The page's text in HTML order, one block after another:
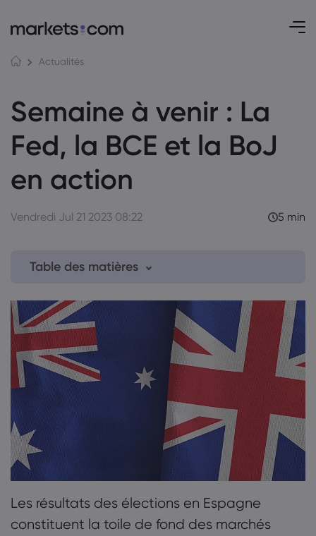
À propos de
Pourquoi
Bureaux mondiaux
Notre groupe
Récompenses et
Aide et
Centre d'aide
Contacter
Réclamation
Données et
Sécurité en ligne
Divulgation des
Kit juridique
Kit juridique
Actualités
Semaine à venir : La
Fed, la BCE et la BoJ
en action
Vendredi Jul 21 2023 08:22 5 min
Table des matières
2. Mardi
3. Mercredi
4. Jeudi
5. Vendredi
Les résultats des élections en Espagne
constituent la toile de fond des marchés